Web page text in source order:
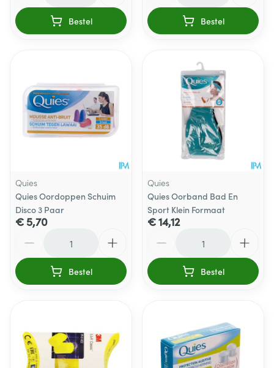
Bestel Bestel
Quies
Quies Oordoppen Schuim
Disco 3 Paar
€ 5,70
Bestel
Quies
Quies Oorband Bad En
Sport Klein Formaat
€ 14,12
Bestel